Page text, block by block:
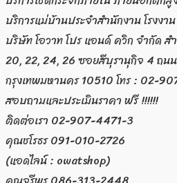
บริการแม่บ้านประจำสำนักงาน โรงง
บริษัท โอวาท โปร แอนด์ ควิก จำกัด
20, 22, 24, 26 ซอยสีบุรานุกิจ 4 ถน
กรุงเทพมหานคร 10510 โทร : 02-
สอบถามและประเมินราคา ฟรี !!!!!!
ติดต่อเรา 02-907-4471-3
คุณชโรธร 091-010-2726
(แอดไลน์ : owatshop)